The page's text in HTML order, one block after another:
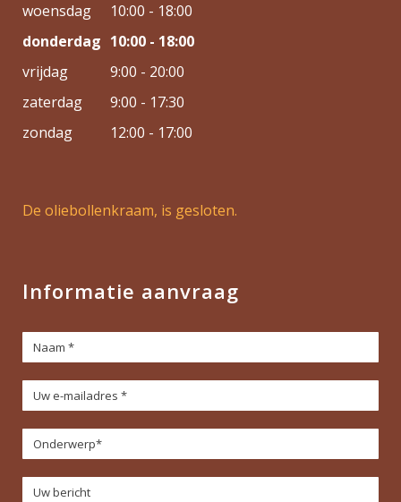
woensdag
10:00 - 18:00
donderdag 10:00 - 18:00
vrijdag
9:00 - 20:00
zaterdag
9:00 - 17:30
zondag
12:00 - 17:00
De oliebollenkraam, is gesloten.
Informatie aanvraag